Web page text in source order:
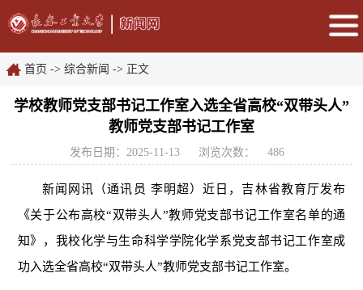
首页 -> 综合新闻 -> 正文
学校教师党支部书记工作室入选全省高校“双带头人”
教师党支部书记工作室
发布日期：2025-11-13 浏览次数： 486
新闻网讯（通讯员 李明超）近日，吉林省教育厅发布
《关于公布高校“双带头人”教师党支部书记工作室名单的通
知》，我校化学与生命科学学院化学系党支部书记工作室成
功入选全省高校“双带头人”教师党支部书记工作室。